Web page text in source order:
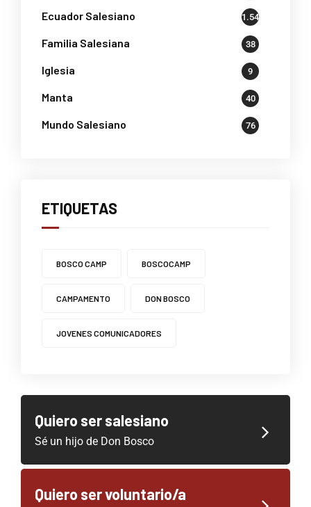
Ecuador Salesiano 1.541
Familia Salesiana 38
Iglesia 9
Manta 40
Mundo Salesiano 76
ETIQUETAS
BOSCO CAMP BOSCOCAMP
CAMPAMENTO DON BOSCO
JOVENES COMUNICADORES
Quiero ser salesiano
Sé un hijo de Don Bosco
Quiero ser voluntario/a